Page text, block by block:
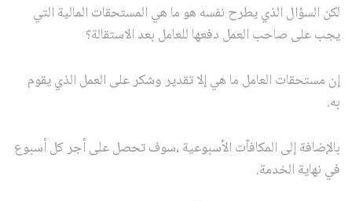
لكن السؤال الذي يطرح نفسه هو ما هي المستحقات المالية التي
يجب على صاحب العمل دفعها للعامل بعد الاستقالة؟
إن مستحقات العامل ما هي إلا تقدير وشكر على العمل الذي يقوم
به.
بالإضافة إلى المكافآت الأسبوعية ،سوف تحصل على أجر كل أسبوع
في نهاية الخدمة.